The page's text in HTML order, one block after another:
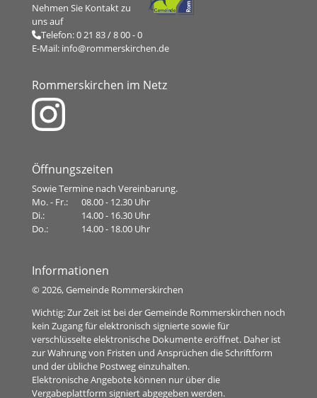
Nehmen Sie Kontakt zu
uns auf
Telefon:0 21 83 / 8 00 - 0
E-Mail: info@rommerskirchen.de
Rommerskirchen im Netz
Öffnungszeiten
Sowie Termine nach Vereinbarung.
Mo. - Fr.:
08.00 - 12.30 Uhr
Di.:
14.00 - 16.30 Uhr
Do.:
14.00 - 18.00 Uhr
Informationen
© 2026, Gemeinde Rommerskirchen
Wichtig: Zur Zeit ist bei der Gemeinde Rommerskirchen noch
kein Zugang für elektronisch signierte sowie für
verschlüsselte elektronische Dokumente eröffnet. Daher ist
zur Wahrung von Fristen und Ansprüchen die Schriftform
und der übliche Postweg einzuhalten.
Elektronische Angebote können nur über die
Vergabeplattform signiert abgegeben werden.